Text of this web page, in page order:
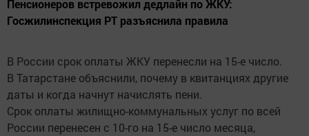
Пенсионеров встревожил дедлайн по ЖКУ:
Госжилинспекция РТ разъяснила правила
В России срок оплаты ЖКУ перенесли на 15-е число.
В Татарстане объяснили, почему в квитанциях другие
даты и когда начнут начислять пени.
Срок оплаты жилищно-коммунальных услуг по всей
России перенесен с 10-го на 15-е число месяца,